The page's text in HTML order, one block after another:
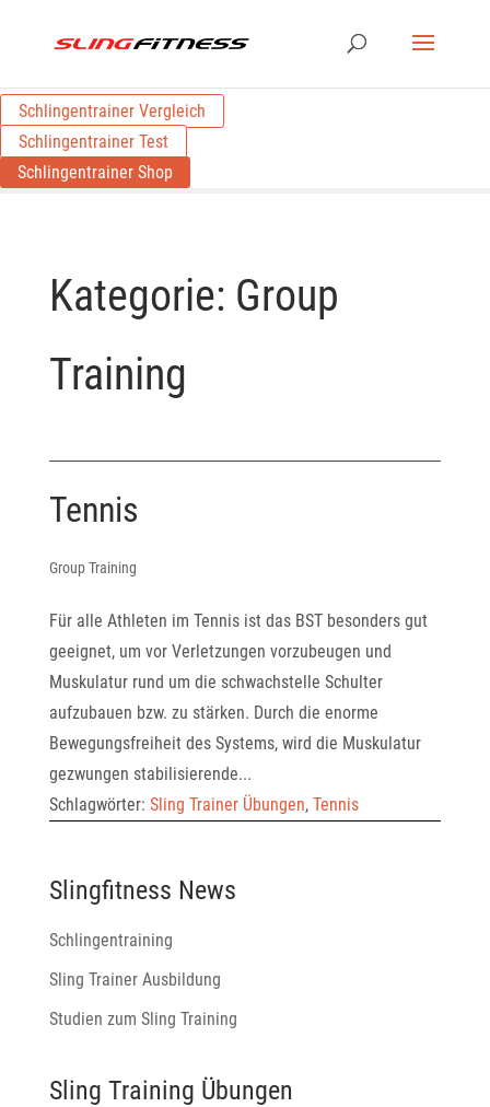
Schlingentrainer Vergleich
Schlingentrainer Test
Schlingentrainer Shop
Kategorie: Group
Training
Tennis
Group Training
Für alle Athleten im Tennis ist das BST besonders gut
geeignet, um vor Verletzungen vorzubeugen und
Muskulatur rund um die schwachstelle Schulter
aufzubauen bzw. zu stärken. Durch die enorme
Bewegungsfreiheit des Systems, wird die Muskulatur
gezwungen stabilisierende...
Schlagwörter: Sling Trainer Übungen, Tennis
Slingfitness News
Schlingentraining
Sling Trainer Ausbildung
Studien zum Sling Training
Sling Training Übungen